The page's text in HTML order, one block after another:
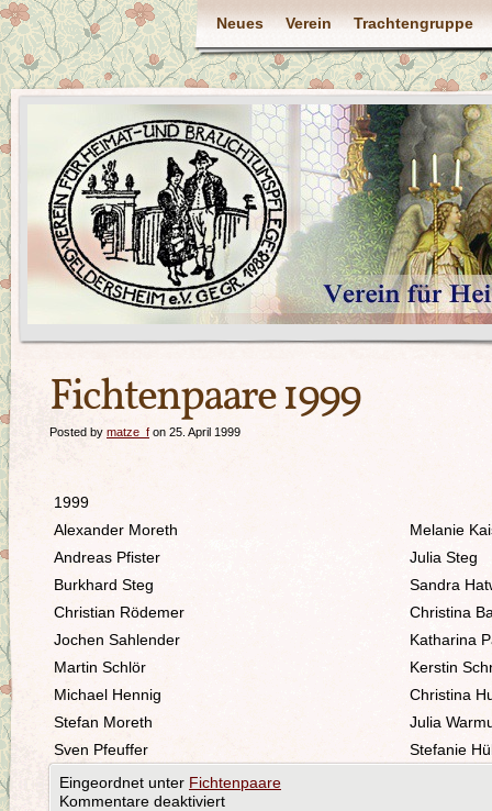
Neues Verein Trachtengruppe
Fichtenpaare 1999
Posted by matze_f on 25. April 1999
1999
Alexander Moreth
Melanie
Andreas Pfister
Julia Steg
Burkhard Steg
Sandra
Christian Rödemer
Christina
Jochen Sahlender
Katharina
Martin Schlör
Kerstin
Michael Hennig
Christina
Stefan Moreth
Julia
Sven Pfeuffer
Stefanie
Eingeordnet unter Fichtenpaare
Kommentare deaktiviert